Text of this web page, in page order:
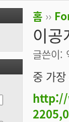
현재 위치
홈 ››
이공
글쓴이:
중 가
http://